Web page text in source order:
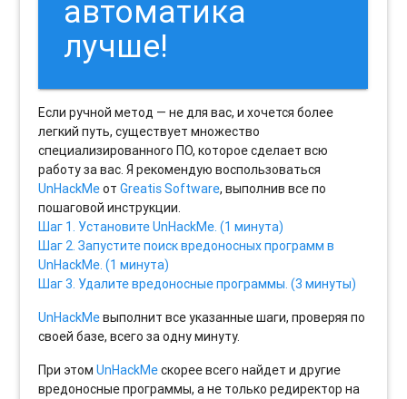
автоматика
лучше!
Если ручной метод — не для вас, и хочется более
легкий путь, существует множество
специализированного ПО, которое сделает всю
работу за вас. Я рекомендую воспользоваться
UnHackMeотGreatis Software, выполнив все по
пошаговой инструкции.
Шаг 1. Установите UnHackMe. (1 минута)
Шаг 2. Запустите поиск вредоносных программ в
UnHackMe. (1 минута)
Шаг 3. Удалите вредоносные программы. (3 минуты)
UnHackMeвыполнит все указанные шаги, проверяя по
своей базе, всего за одну минуту.
При этомUnHackMeскорее всего найдет и другие
вредоносные программы, а не только редиректор на